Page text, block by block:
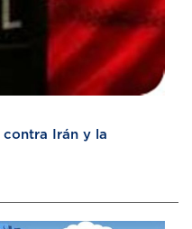
contra Irán y la